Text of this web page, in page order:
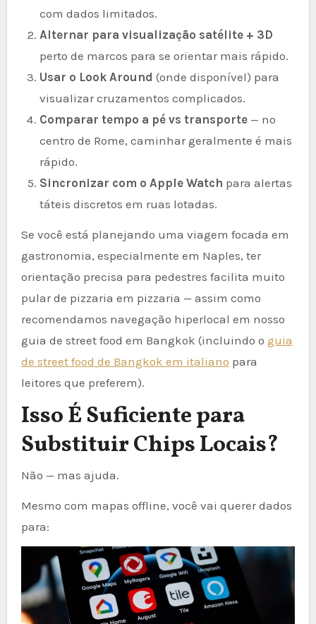
com dados limitados.
Alternar para visualização satélite + 3D
perto de marcos para se orientar mais rápido.
Usar o Look Around (onde disponível) para
visualizar cruzamentos complicados.
Comparar tempo a pé vs transporte— no
centro de Rome, caminhar geralmente é mais
rápido.
Sincronizar com o Apple Watch para alertas
táteis discretos em ruas lotadas.
Se você está planejando uma viagem focada em
gastronomia, especialmente em Naples, ter
orientação precisa para pedestres facilita muito
pular de pizzaria em pizzaria — assim como
recomendamos navegação hiperlocal em nosso
guia de street food em Bangkok (incluindo o guia
de street food de Bangkok em italiano para
leitores que preferem).
Isso É Suficiente para
Substituir Chips Locais?
Não — mas ajuda.
Mesmo com mapas offline, você vai querer dados
para: